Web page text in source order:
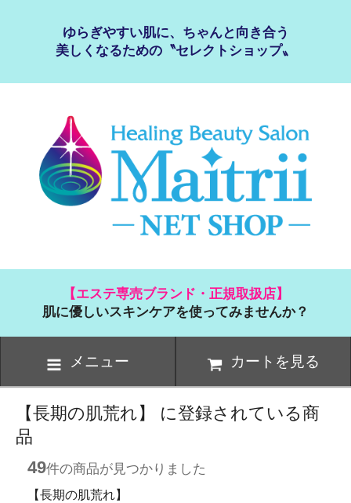
ゆらぎやすい肌に、ちゃんと向き合う
美しくなるための〝セレクトショップ〟
【エステ専売ブランド・正規取扱店】
肌に優しいスキンケアを使ってみませんか？
メニュー カートを見る
【長期の肌荒れ】 に登録されている商
品
49件の商品が見つかりました
【長期の肌荒れ】